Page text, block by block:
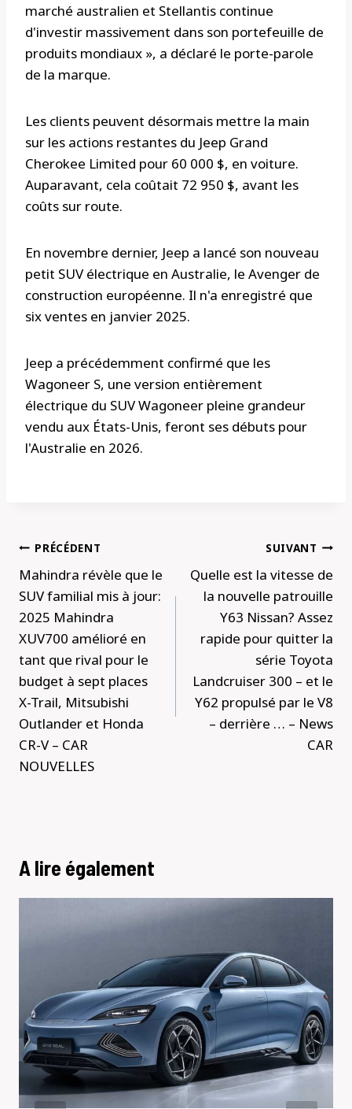
marché australien et Stellantis continue
d'investir massivement dans son portefeuille de
produits mondiaux », a déclaré le porte-parole
de la marque.
Les clients peuvent désormais mettre la main
sur les actions restantes du Jeep Grand
Cherokee Limited pour 60 000 $, en voiture.
Auparavant, cela coûtait 72 950 $, avant les
coûts sur route.
En novembre dernier, Jeep a lancé son nouveau
petit SUV électrique en Australie, le Avenger de
construction européenne. Il n'a enregistré que
six ventes en janvier 2025.
Jeep a précédemment confirmé que les
Wagoneer S, une version entièrement
électrique du SUV Wagoneer pleine grandeur
vendu aux États-Unis, feront ses débuts pour
l'Australie en 2026.
Navigation
de
l’article
PRÉCÉDENT
Mahindra révèle que le
SUV familial mis à jour:
2025 Mahindra
XUV700 amélioré en
tant que rival pour le
budget à sept places
X-Trail, Mitsubishi
Outlander et Honda
CR-V – CAR
NOUVELLES
SUIVANT
Quelle est la vitesse de
la nouvelle patrouille
Y63 Nissan? Assez
rapide pour quitter la
série Toyota
Landcruiser 300 – et le
Y62 propulsé par le V8
– derrière … – News
CAR
A lire également